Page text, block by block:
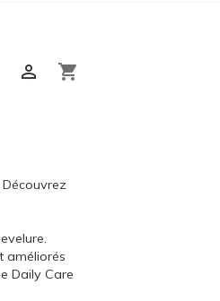
 shopping_cart
améliorés
Daily Care